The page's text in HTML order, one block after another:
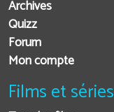
Archives
Quizz
Forum
Mon compte
Films et séries